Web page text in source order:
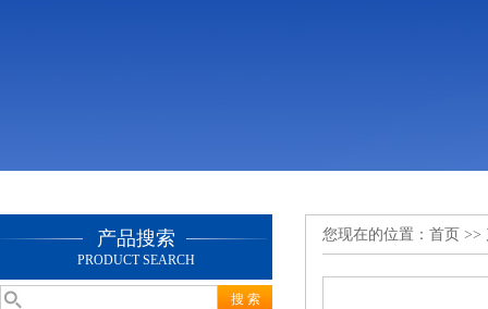
产品搜索
PRODUCT SEARCH
您现在的位置： 首页 >>